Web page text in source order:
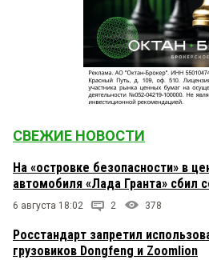
СВЕЖИЕ НОВОСТИ
На «островке безопасности» в
автомобиля «Лада Гранта» сбил
6 августа 18:02 2 378
Росстандарт запретил
грузовиков Dongfeng и Zoomlion